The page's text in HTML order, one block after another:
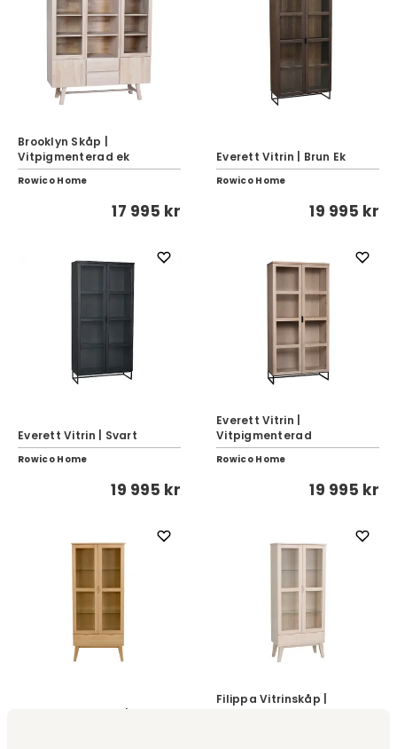
Brooklyn Skåp |
Vitpigmenterad ek
Rowico Home
17 995 kr
Everett Vitrin | Brun Ek
Rowico Home
19 995 kr
Everett Vitrin | Svart
Rowico Home
19 995 kr
Everett Vitrin |
Vitpigmenterad
Rowico Home
19 995 kr
Filippa Vitrinskåp | Ek
Filippa Vitrinskåp |